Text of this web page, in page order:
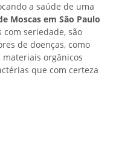
a saúde de uma
Moscas em São Paulo
com seriedade, são
de doenças, como
materiais orgânicos
que com certeza